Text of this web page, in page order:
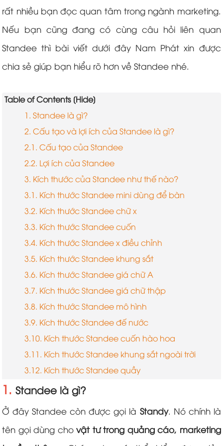
rất nhiều bạn đọc quan tâm trong ngành marketing.
Nếu bạn cũng đang có cùng câu hỏi liên quan
Standee thì bài viết dưới đây Nam Phát xin được
chia sẻ giúp bạn hiểu rõ hơn về Standee nhé.
Table of Contents [Hide]
1. Standee là gì?
2. Cấu tạo và lợi ích của Standee là gì?
2.1. Cấu tạo của Standee
2.2. Lợi ích của Standee
3. Kích thước của Standee như thế nào?
3.1. Kích thước Standee mini dùng để bàn
3.2. Kích thước Standee chữ x
3.3. Kích thước Standee cuốn
3.4. Kích thước Standee x điều chỉnh
3.5. Kích thước Standee khung sắt
3.6. Kích thước Standee giá chữ A
3.7. Kích thước Standee giá chữ thập
3.8. Kích thước Standee mô hình
3.9. Kích thước Standee đế nước
3.10. Kích thước Standee cuốn hào hoa
3.11. Kích thước Standee khung sắt ngoài trời
3.12. Kích thước Standee quầy
1.Standee là gì?
Ở đây Standee còn được gọi là Standy. Nó chính là
tên gọi dùng chovật tư trong quảng cáo, marketing